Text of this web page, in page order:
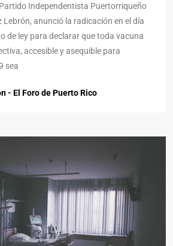
Independentista Puertorriqueño
Lebrón, anunció la radicación en el día
de ley para declarar que toda vacuna
accesible y asequible para
sea
- El Foro de Puerto Rico